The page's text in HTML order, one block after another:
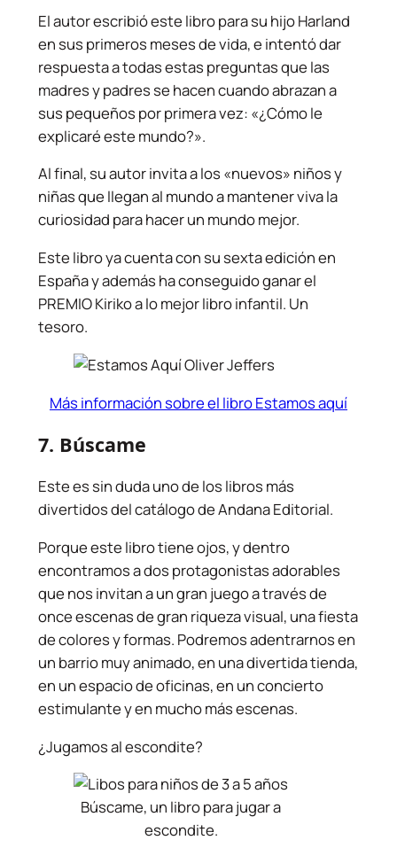
El autor escribió este libro para su hijo Harland
en sus primeros meses de vida, e intentó dar
respuesta a todas estas preguntas que las
madres y padres se hacen cuando abrazan a
sus pequeños por primera vez: «¿Cómo le
explicaré este mundo?».
Al final, su autor invita a los «nuevos» niños y
niñas que llegan al mundo a mantener viva la
curiosidad para hacer un mundo mejor.
Este libro ya cuenta con su sexta edición en
España y además ha conseguido ganar el
PREMIO Kiriko a lo mejor libro infantil. Un
tesoro.
Más información sobre el libro Estamos aquí
7. Búscame
Este es sin duda uno de los libros más
divertidos del catálogo de Andana Editorial.
Porque este libro tiene ojos, y dentro
encontramos a dos protagonistas adorables
que nos invitan a un gran juego a través de
once escenas de gran riqueza visual, una fiesta
de colores y formas. Podremos adentrarnos en
un barrio muy animado, en una divertida tienda,
en un espacio de oficinas, en un concierto
estimulante y en mucho más escenas.
¿Jugamos al escondite?
Búscame, un libro para jugar a
escondite.